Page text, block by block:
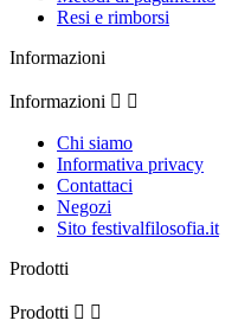
Resi e rimborsi
Informazioni
Informazioni  
Chi siamo
Informativa privacy
Contattaci
Negozi
Sito festivalfilosofia.it
Prodotti
Prodotti  